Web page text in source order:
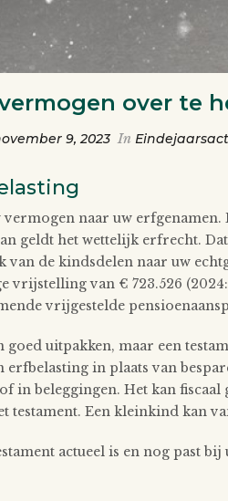
over te
9, 2023 In
naar uw
geldt het wettelijk erfrecht.
de kindsdelen naar uw
vrijstelling van € 723.526
vrijgestelde
goed uitpakken, maar een
in plaats van
in beleggingen. Het kan
testament. Een kleinkind kan
actueel is en nog past